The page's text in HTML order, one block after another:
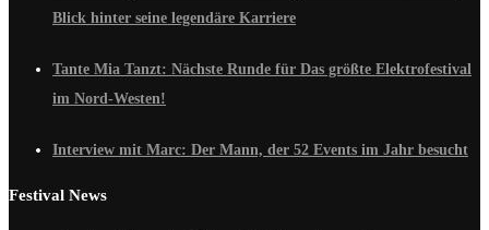
Blick hinter seine legendäre Karriere
Tante Mia Tanzt: Nächste Runde für Das größte Elektrofestival
im Nord-Westen!
Interview mit Marc: Der Mann, der 52 Events im Jahr besucht
Festival News